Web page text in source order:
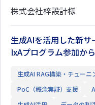
株式会社梓設計様
生成AIを活用した新
IxAプログラム参加か
生成AI RAG構築・チューニ
PoC（概念実証）支援